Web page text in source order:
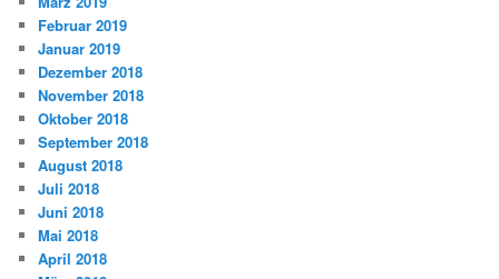
Februar 2019
Januar 2019
Dezember 2018
November 2018
Oktober 2018
September 2018
August 2018
Juli 2018
Juni 2018
Mai 2018
April 2018